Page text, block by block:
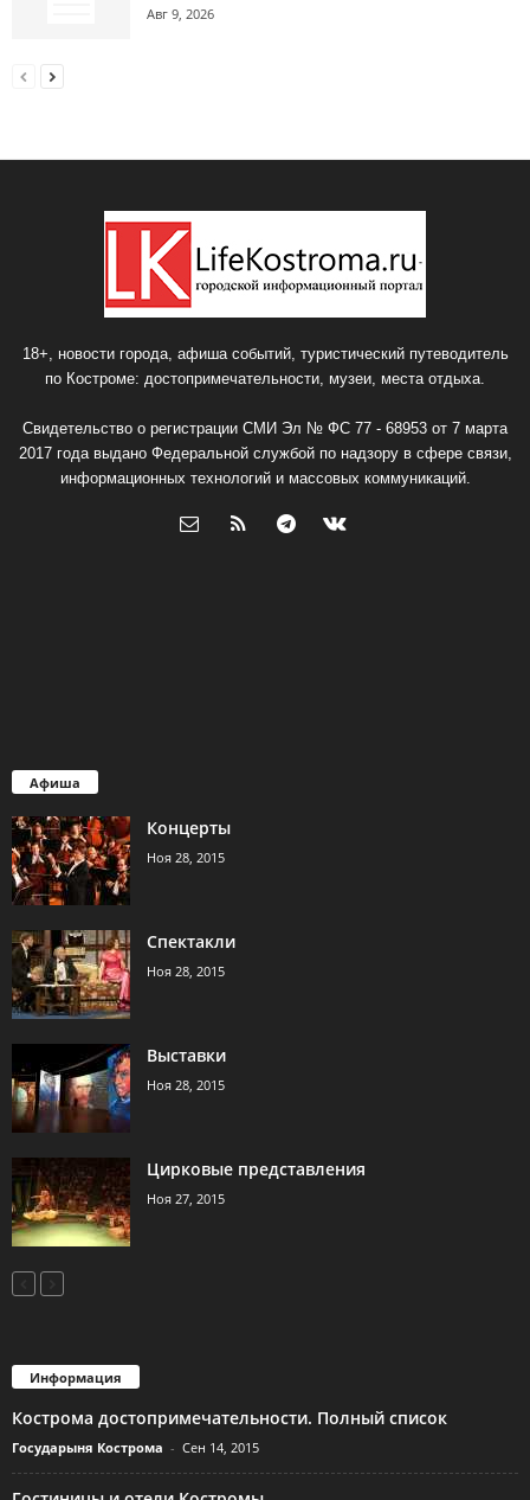
Авг 9, 2026
18+, новости города, афиша событий, туристический путеводитель
по Костроме: достопримечательности, музеи, места отдыха.
Свидетельство о регистрации СМИ Эл № ФС 77 - 68953 от 7 марта
2017 года выдано Федеральной службой по надзору в сфере связи,
информационных технологий и массовых коммуникаций.
Афиша
Концерты
Ноя 28, 2015
Спектакли
Ноя 28, 2015
Выставки
Ноя 28, 2015
Цирковые представления
Ноя 27, 2015
Информация
Кострома достопримечательности. Полный список
Государыня Кострома - Сен 14, 2015